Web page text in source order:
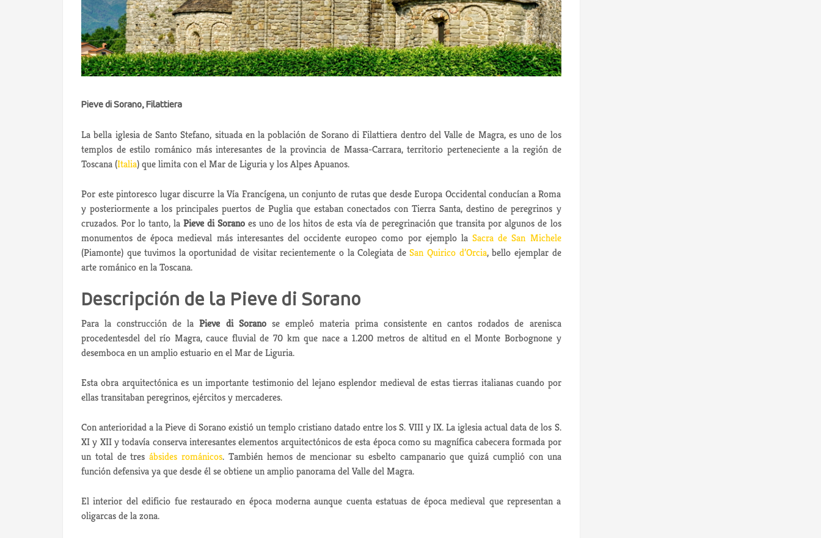
Pieve di Sorano, Filattiera
La bella iglesia de Santo Stefano, situada en la población de Sorano di Filattiera dentro del Valle de Magra, es uno de los
templos de estilo románico más interesantes de la provincia de Massa-Carrara, territorio perteneciente a la región de
Toscana (Italia) que limita con el Mar de Liguria y los Alpes Apuanos.
Por este pintoresco lugar discurre la Vía Francígena, un conjunto de rutas que desde Europa Occidental conducían a Roma
y posteriormente a los principales puertos de Puglia que estaban conectados con Tierra Santa, destino de peregrinos y
cruzados. Por lo tanto, laPieve di Sorano es uno de los hitos de esta vía de peregrinación que transita por algunos de los
monumentos de época medieval más interesantes del occidente europeo como por ejemplo laSacra de San Michele
(Piamonte) que tuvimos la oportunidad de visitar recientemente o la Colegiata deSan Quirico d’Orcia, bello ejemplar de
arte románico en la Toscana.
Descripción de la Pieve di Sorano
Para la construcción de laPieve di Soranose empleó materia prima consistente en cantos rodados de arenisca
procedentesdel del río Magra, cauce fluvial de 70 km que nace a 1.200 metros de altitud en el Monte Borbognone y
desemboca en un amplio estuario en el Mar de Liguria.
Esta obra arquitectónica es un importante testimonio del lejano esplendor medieval de estas tierras italianas cuando por
ellas transitaban peregrinos, ejércitos y mercaderes.
Con anterioridad a la Pieve di Sorano existió un templo cristiano datado entre los S. VIII y IX. La iglesia actual data de los S.
XI y XII y todavía conserva interesantes elementos arquitectónicos de esta época como su magnífica cabecera formada por
un total de tresábsides románicos. También hemos de mencionar su esbelto campanario que quizá cumplió con una
función defensiva ya que desde él se obtiene un amplio panorama del Valle del Magra.
El interior del edificio fue restaurado en época moderna aunque cuenta estatuas de época medieval que representan a
oligarcas de la zona.